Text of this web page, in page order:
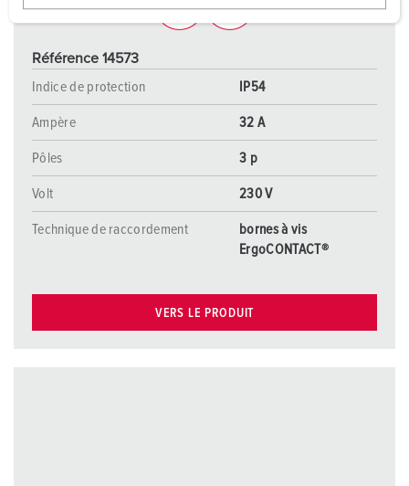
w
Référence 14573
Indice de protection
IP54
Ampère 32 A
Pôles 3 p
Volt 230 V
Technique de raccordement
bornes à vis
ErgoCONTACT®
VERS LE PRODUIT